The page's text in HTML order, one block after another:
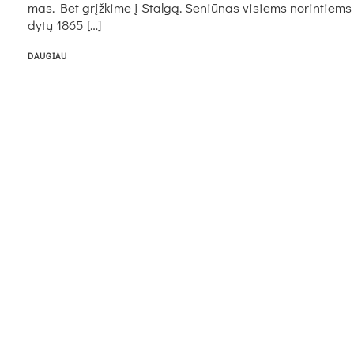
mas. Bet grįž­ki­me į Stal­gą. Se­niū­nas vi­siems
dy­tų 1865 […]
DAUGIAU